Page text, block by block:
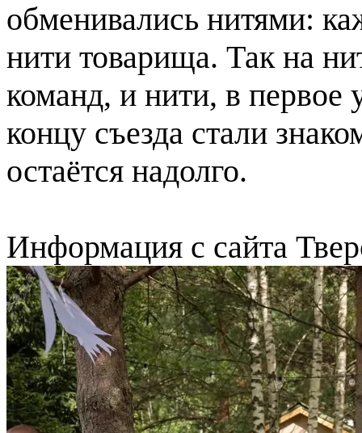
обменивались нитями:
нити товарища. Так на
команд, и нити, в первое
концу съезда стали
остаётся надолго.
Информация с сайта